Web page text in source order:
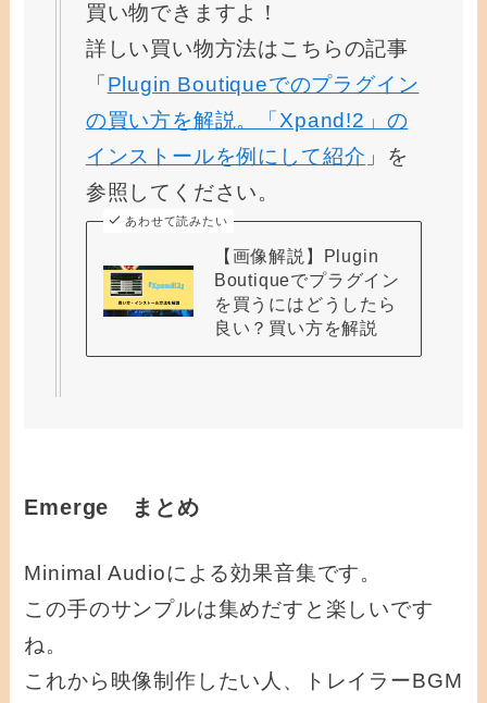
買い物できますよ！
詳しい買い物方法はこちらの記事
「 Plugin Boutiqueでのプラグイン
の買い方を解説。「Xpand!2」の
インストールを例にして紹介 」を
参照してください。
あわせて読みたい
【画像解説】Plugin
Boutiqueでプラグイン
を買うにはどうしたら
良い？買い方を解説
Emerge まとめ
Minimal Audioによる効果音集です。
この手のサンプルは集めだすと楽しいです
ね。
これから映像制作したい人、トレイラーBGM